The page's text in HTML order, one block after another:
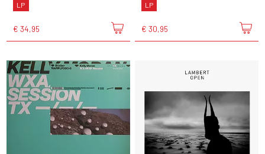
LP
€ 34,95
LP
€ 30,95